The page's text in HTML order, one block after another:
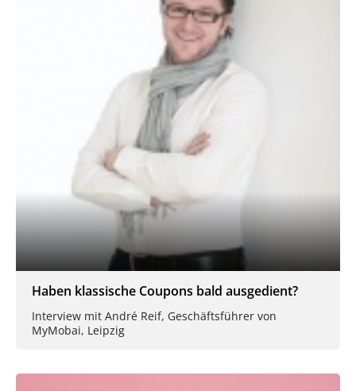
Haben klassische Coupons bald ausgedient?
Interview mit André Reif, Geschäftsführer von
MyMobai, Leipzig